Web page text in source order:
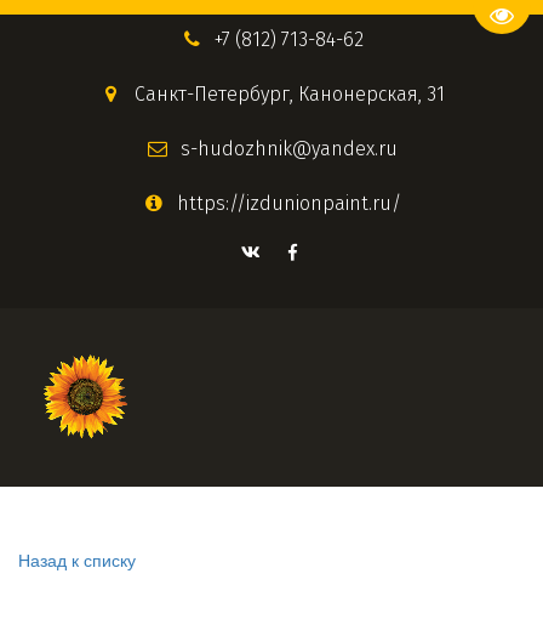
+7 (812) 713-84-62
Санкт-Петербург, Канонерская, 31
s-hudozhnik@yandex.ru
https://izdunionpaint.ru/
Назад к списку